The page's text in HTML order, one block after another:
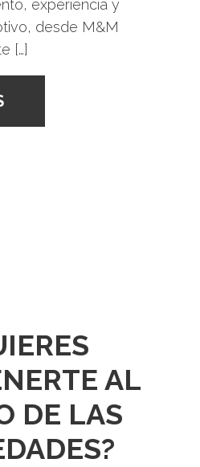
experiencia y
desde M&M
[…]
AL
DE LAS